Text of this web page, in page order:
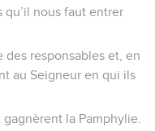
nous faut entrer
des responsables et, en
au Seigneur en qui ils
la Pamphylie.